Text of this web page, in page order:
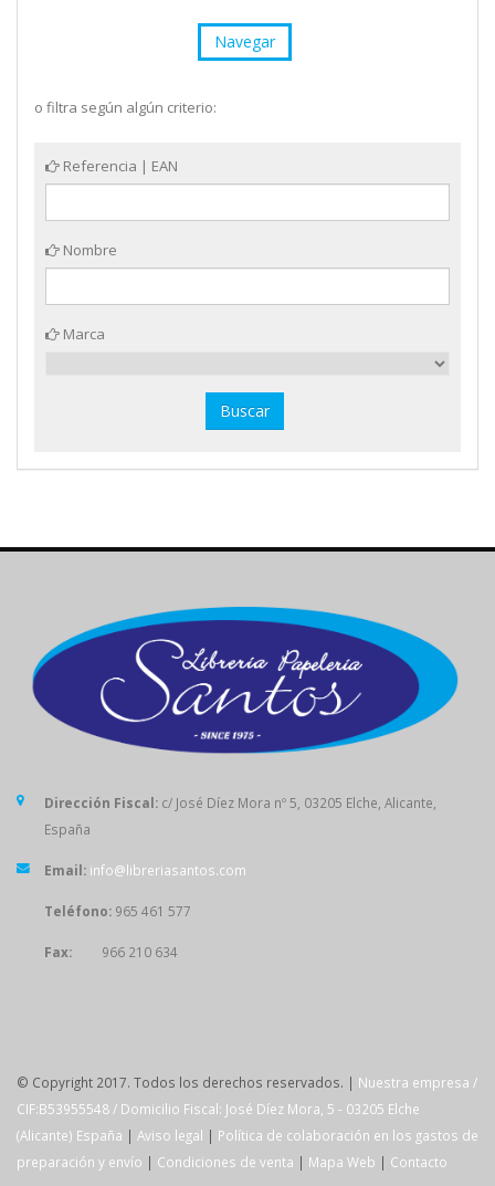
Navegar
o filtra según algún criterio:
Referencia | EAN
Nombre
Marca
Dirección Fiscal: c/ José Díez Mora nº 5, 03205 Elche, Alicante,
España
Email: info@libreriasantos.com
Teléfono: 965 461 577
Fax: 966 210 634
© Copyright 2017. Todos los derechos reservados. | Nuestra empresa /
CIF:B53955548 / Domicilio Fiscal: José Díez Mora, 5 - 03205 Elche
(Alicante) España | Aviso legal | Política de colaboración en los gastos de
preparación y envío | Condiciones de venta | Mapa Web | Contacto